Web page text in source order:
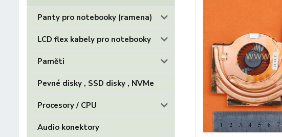
Panty pro notebooky (ramena)
LCD flex kabely pro notebooky
Paměti
Pevné disky , SSD disky , NVMe
Procesory / CPU
Audio konektory